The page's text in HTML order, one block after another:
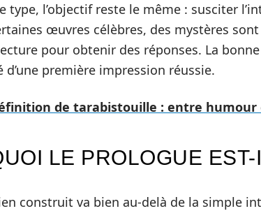
type, l’objectif reste le même : susciter
œuvres célèbres, des mystères
pour obtenir des réponses. La
d’une première impression réussie.
de tarabistouille : entre
LE PROLOGUE
construit va bien au-delà de la simple